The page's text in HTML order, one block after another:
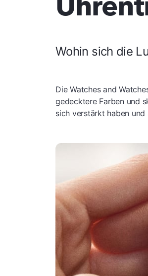
Wohin sich die
Die Watches and
gedecktere Farben und
sich verstärkt haben